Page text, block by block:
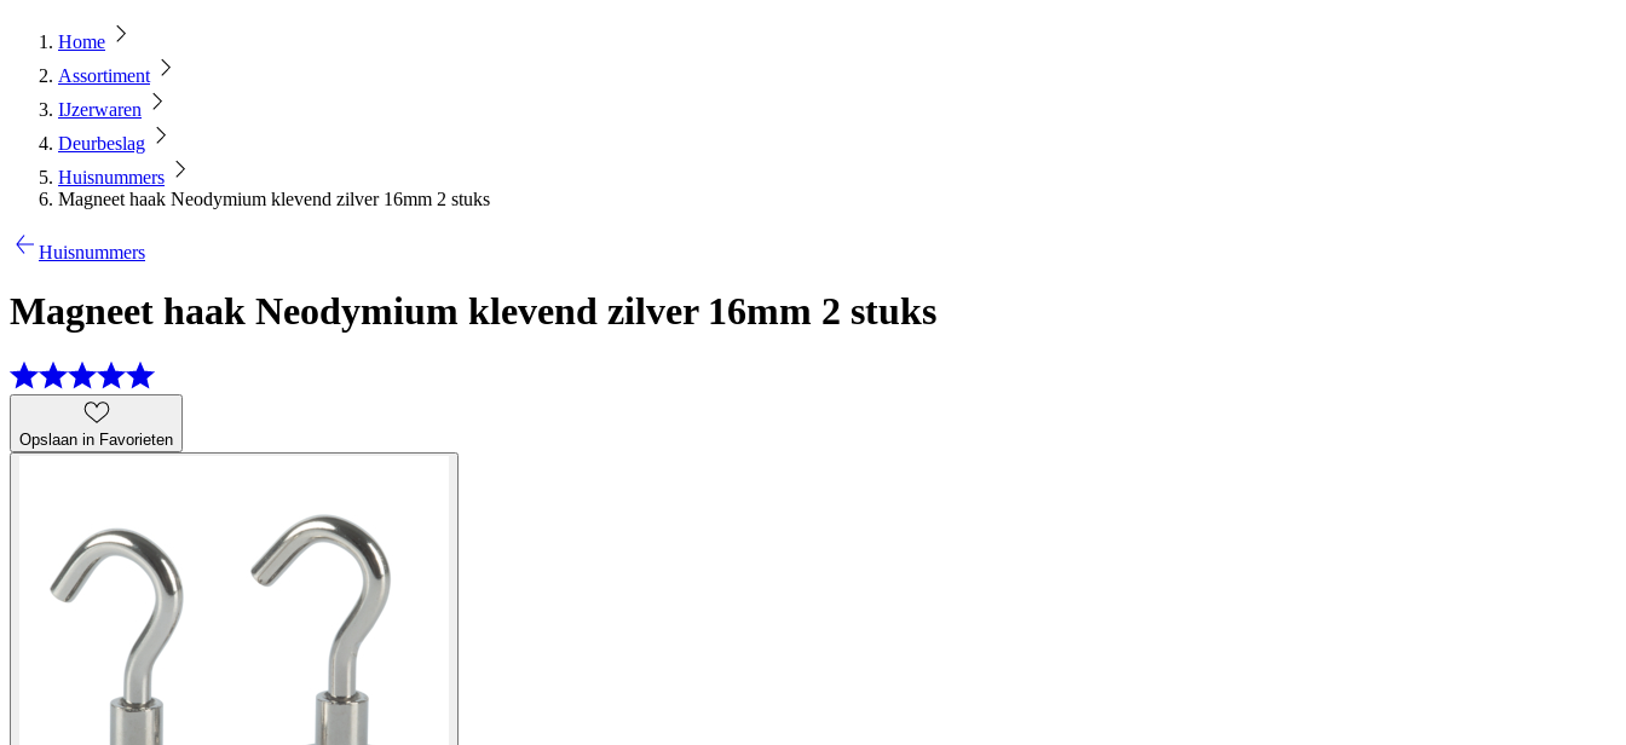
Home
Assortiment
IJzerwaren
Deurbeslag
Huisnummers
Magneet haak Neodymium klevend zilver 16mm 2 stuks
Huisnummers
Magneet haak Neodymium klevend zilver 16mm 2 stuks
Opslaan in Favorieten